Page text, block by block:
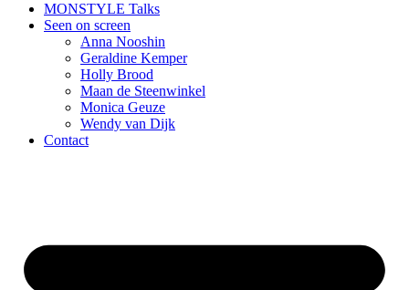
MONSTYLE Talks
Seen on screen
Anna Nooshin
Geraldine Kemper
Holly Brood
Maan de Steenwinkel
Monica Geuze
Wendy van Dijk
Contact